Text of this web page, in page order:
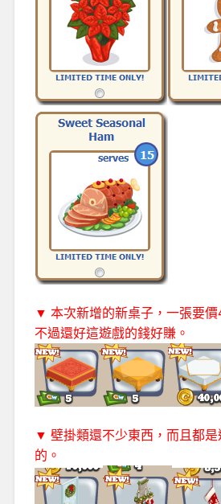
▼ 本次新增的新桌子，一張要價
不過還好這遊戲的錢好賺。
▼ 壁掛類還不少東西，而且都
的。